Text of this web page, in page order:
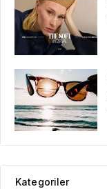
Kategoriler